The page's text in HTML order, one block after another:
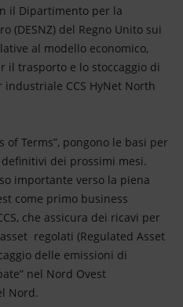
il Dipartimento per la
(DESNZ) del Regno Unito sui
al modello economico,
il trasporto e lo stoccaggio di
CCS HyNet North
Terms”, pongono le basi per
dei prossimi mesi.
importante verso la piena
come primo business
che assicura dei ricavi per
regolati (Regulated Asset
delle emissioni di
nel Nord Ovest
Nord.